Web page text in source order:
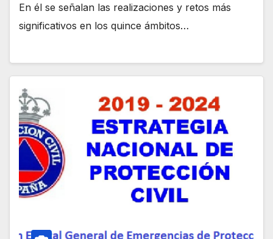
En él se señalan las realizaciones y retos más
significativos en los quince ámbitos…